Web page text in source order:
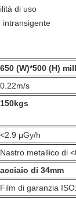
di uso
intransigente
650 (W)*500 (H)
0.22m/s
150kgs
<2.9 μGy/h
Nastro metallico di
acciaio di 34mm
Film di garanzia